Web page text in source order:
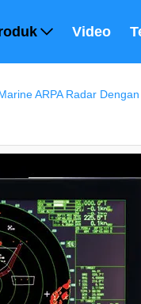
Video
ARPA Radar